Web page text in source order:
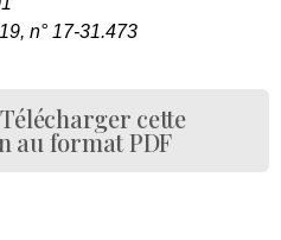
n° 17-31.473
cette
au format PDF